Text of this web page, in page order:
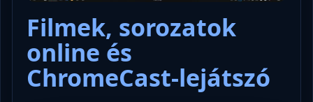
Filmek, sorozatok
online és
ChromeCast-lejátszó